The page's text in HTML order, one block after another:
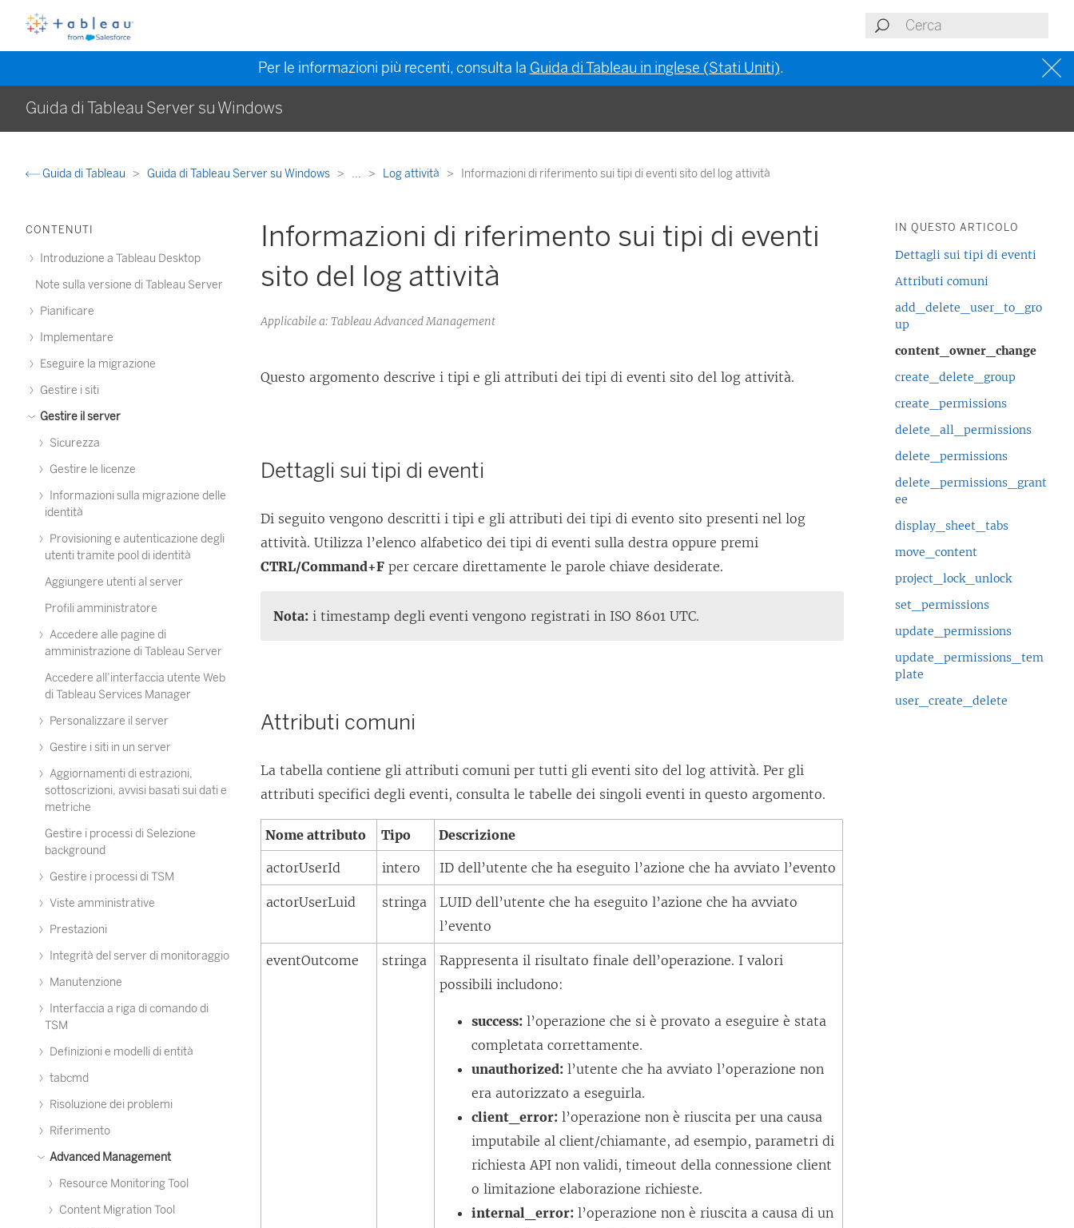
Per le informazioni più recenti, consulta la Guida di Tableau in inglese (Stati Uniti).
Guida di Tableau Server su Windows
Guida di Tableau Guida di Tableau Server su Windows ... Log attività Informazioni di riferimento sui tipi di eventi sito del log attività
CONTENUTI
Introduzione a Tableau Desktop
Note sulla versione di Tableau Server
Pianificare
Implementare
Eseguire la migrazione
Gestire i siti
Gestire il server
Sicurezza
Gestire le licenze
Informazioni sulla migrazione delle
identità
Provisioning e autenticazione degli
utenti tramite pool di identità
Aggiungere utenti al server
Profili amministratore
Accedere alle pagine di
amministrazione di Tableau Server
Accedere all’interfaccia utente Web
di Tableau Services Manager
Personalizzare il server
Gestire i siti in un server
Aggiornamenti di estrazioni,
sottoscrizioni, avvisi basati sui dati e
metriche
Gestire i processi di Selezione
background
Gestire i processi di TSM
Viste amministrative
Prestazioni
Integrità del server di monitoraggio
Manutenzione
Interfaccia a riga di comando di
TSM
Definizioni e modelli di entità
tabcmd
Risoluzione dei problemi
Riferimento
Advanced Management
Resource Monitoring Tool
Content Migration Tool
Informazioni di riferimento sui tipi di eventi
sito del log attività
Applicabile a: Tableau Advanced Management
Questo argomento descrive i tipi e gli attributi dei tipi di eventi sito del log attività.
Dettagli sui tipi di eventi
Di seguito vengono descritti i tipi e gli attributi dei tipi di evento sito presenti nel log
attività. Utilizza l’elenco alfabetico dei tipi di eventi sulla destra oppure premi
CTRL/Command+F per cercare direttamente le parole chiave desiderate.
Nota: i timestamp degli eventi vengono registrati in ISO 8601 UTC.
Attributi comuni
La tabella contiene gli attributi comuni per tutti gli eventi sito del log attività. Per gli
attributi specifici degli eventi, consulta le tabelle dei singoli eventi in questo argomento.
Nome attributo Tipo Descrizione
actorUserId intero ID dell’utente che ha eseguito l’azione che ha avviato l’evento
actorUserLuid stringa
LUID dell’utente che ha eseguito l’azione che ha avviato
l’evento
eventOutcome stringa
Rappresenta il risultato finale dell’operazione. I valori
possibili includono:
success: l’operazione che si è provato a eseguire è stata
completata correttamente.
unauthorized: l’utente che ha avviato l’operazione non
era autorizzato a eseguirla.
client_error: l’operazione non è riuscita per una causa
imputabile al client/chiamante, ad esempio, parametri di
richiesta API non validi, timeout della connessione client
o limitazione elaborazione richieste.
internal_error: l’operazione non è riuscita a causa di un
IN QUESTO ARTICOLO
Dettagli sui tipi di eventi
Attributi comuni
add_delete_user_to_gro
up
content_owner_change
create_delete_group
create_permissions
delete_all_permissions
delete_permissions
delete_permissions_grant
ee
display_sheet_tabs
move_content
project_lock_unlock
set_permissions
update_permissions
update_permissions_tem
plate
user_create_delete